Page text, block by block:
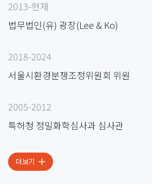
2013-현재
법무법인(유) 광장(Lee & Ko)
2018-2024
서울시환경분쟁조정위원회 위원
2005-2012
특허청 정밀화학심사과 심사관
더보기